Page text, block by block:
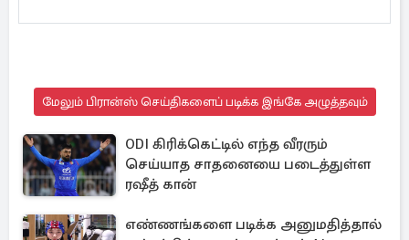
மேலும் பிரான்ஸ் செய்திகளைப் படிக்க இங்கே அழுத்தவும்
ODI கிரிக்கெட்டில் எந்த வீரரும்
செய்யாத சாதனையை படைத்துள்ள
ரஷீத் கான்
எண்ணங்களை படிக்க அனுமதித்தால்